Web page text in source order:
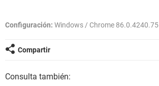
Configuración: Windows / Chrome 86.0.4240.75
Compartir
Consulta también: